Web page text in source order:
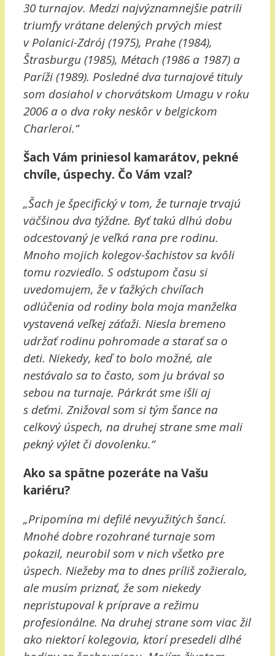
30 turnajov. Medzi najvýznamnejšie patrili
triumfy vrátane delených prvých miest
v Polanici-Zdrój (1975), Prahe (1984),
Štrasburgu (1985), Métach (1986 a 1987) a
Paríži (1989). Posledné dva turnajové tituly
som dosiahol v chorvátskom Umagu v roku
2006 a o dva roky neskôr v belgickom
Charleroi.“
Šach Vám priniesol kamarátov, pekné
chvíle, úspechy. Čo Vám vzal?
„Šach je špecifický v tom, že turnaje trvajú
väčšinou dva týždne. Byť takú dlhú dobu
odcestovaný je veľká rana pre rodinu.
Mnoho mojich kolegov-šachistov sa kvôli
tomu rozviedlo. S odstupom času si
uvedomujem, že v ťažkých chvíľach
odlúčenia od rodiny bola moja manželka
vystavená veľkej záťaži. Niesla bremeno
udržať rodinu pohromade a starať sa o
deti. Niekedy, keď to bolo možné, ale
nestávalo sa to často, som ju brával so
sebou na turnaje. Párkrát sme išli aj
s deťmi. Znižoval som si tým šance na
celkový úspech, na druhej strane sme mali
pekný výlet či dovolenku.“
Ako sa spätne pozeráte na Vašu
kariéru?
„Pripomína mi defilé nevyužitých šancí.
Mnohé dobre rozohrané turnaje som
pokazil, neurobil som v nich všetko pre
úspech. Niežeby ma to dnes príliš zožieralo,
ale musím priznať, že som niekedy
nepristupoval k príprave a režimu
profesionálne. Na druhej strane som viac žil
ako niektorí kolegovia, ktorí presedeli dlhé